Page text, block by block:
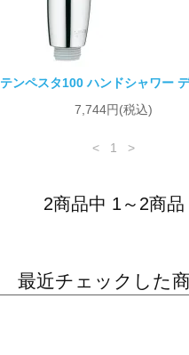
テンペスタ100 ハンドシャワー
7,744円(税込)
< 1 >
2商品中 1～2商品
最近チェックした